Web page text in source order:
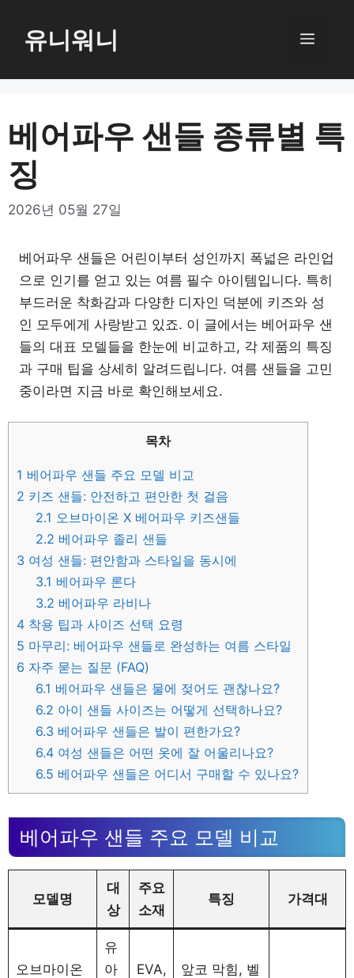
로
너
뛰
기
유니워니 메
베어파우 샌들 종류별 특
징
2026년 05월 27일
베어파우 샌들은 어린이부터 성인까지 폭넓은 라인업
으로 인기를 얻고 있는 여름 필수 아이템입니다. 특히
부드러운 착화감과 다양한 디자인 덕분에 키즈와 성
인 모두에게 사랑받고 있죠. 이 글에서는 베어파우 샌
들의 대표 모델들을 한눈에 비교하고, 각 제품의 특징
과 구매 팁을 상세히 알려드립니다. 여름 샌들을 고민
중이라면 지금 바로 확인해보세요.
목차
1 베어파우 샌들 주요 모델 비교
2 키즈 샌들: 안전하고 편안한 첫 걸음
2.1 오브마이온 X 베어파우 키즈샌들
2.2 베어파우 졸리 샌들
3 여성 샌들: 편안함과 스타일을 동시에
3.1 베어파우 론다
3.2 베어파우 라비나
4 착용 팁과 사이즈 선택 요령
5 마무리: 베어파우 샌들로 완성하는 여름 스타일
6 자주 묻는 질문 (FAQ)
6.1 베어파우 샌들은 물에 젖어도 괜찮나요?
6.2 아이 샌들 사이즈는 어떻게 선택하나요?
6.3 베어파우 샌들은 발이 편한가요?
6.4 여성 샌들은 어떤 옷에 잘 어울리나요?
6.5 베어파우 샌들은 어디서 구매할 수 있나요?
베어파우 샌들 주요 모델 비교
모델명
대
상
주요
소재
특징 가격대
오브마이온
유
아
EVA,
앞코 막힘, 벨